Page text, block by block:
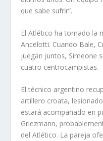
que sabe sufrir”.
El Atlético ha tomado la
Ancelotti. Cuando Bale,
juegan juntos, Simeone
cuatro centrocampistas.
El técnico argentino
artillero croata,
estará acompañado en
Griezmann,
del Atlético. La pareja